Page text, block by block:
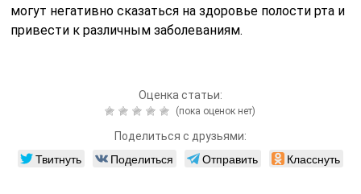
могут негативно сказаться на здоровье полости рта и
привести к различным заболеваниям.
Оценка статьи:
(пока оценок нет)
Поделиться с друзьями:
Твитнуть Поделиться Отправить Класснуть